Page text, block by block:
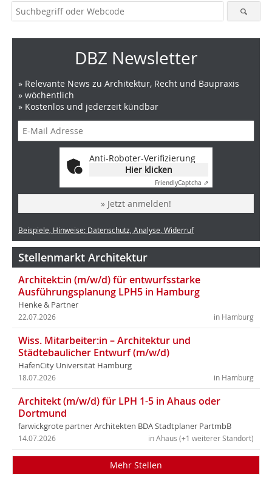
DBZ Newsletter
» Relevante News zu Architektur, Recht und Baupraxis
» wöchentlich
» Kostenlos und jederzeit kündbar
Anti-Roboter-Verifizierung
Hier klicken
FriendlyCaptcha ⇗
» Jetzt anmelden!
Beispiele, Hinweise: Datenschutz, Analyse, Widerruf
Stellenmarkt Architektur
Architekt:in (m/w/d) für entwurfsstarke
Ausführungsplanung LPH5 in Hamburg
Henke & Partner
in Hamburg
22.07.2026
Wiss. Mitarbeiter:in – Architektur und
Städtebaulicher Entwurf (m/w/d)
HafenCity Universität Hamburg
in Hamburg
18.07.2026
Architekt (m/w/d) für LPH 1-5 in Ahaus oder
Dortmund
farwickgrote partner Architekten BDA Stadtplaner PartmbB
in Ahaus (+1 weiterer Standort)
14.07.2026
Mehr Stellen